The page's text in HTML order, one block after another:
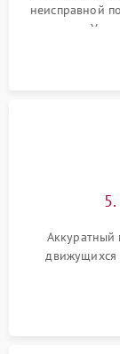
неисправной
жерновов.
ring) и
Аккуратный
движущихся